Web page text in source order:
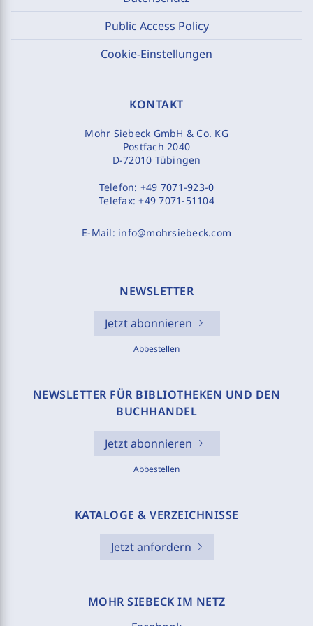
Public Access Policy
Cookie-Einstellungen
KONTAKT
Mohr Siebeck GmbH & Co. KG
Postfach 2040
D-72010 Tübingen
Telefon: +49 7071-923-0
Telefax:+49 7071-51104
E-Mail: info@mohrsiebeck.com
NEWSLETTER
Jetzt abonnieren
Abbestellen
NEWSLETTER FÜR BIBLIOTHEKEN UND DEN
BUCHHANDEL
Jetzt abonnieren
Abbestellen
KATALOGE & VERZEICHNISSE
Jetzt anfordern
MOHR SIEBECK IM NETZ